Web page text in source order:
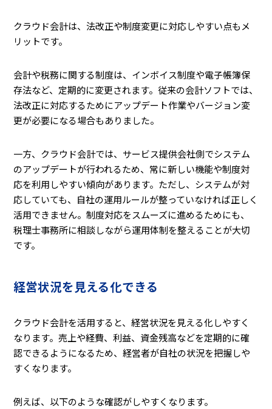
クラウド会計は、法改正や制度変更に対応しやすい点もメ
リットです。
会計や税務に関する制度は、インボイス制度や電子帳簿保
存法など、定期的に変更されます。従来の会計ソフトでは、
法改正に対応するためにアップデート作業やバージョン変
更が必要になる場合もありました。
一方、クラウド会計では、サービス提供会社側でシステム
のアップデートが行われるため、常に新しい機能や制度対
応を利用しやすい傾向があります。ただし、システムが対
応していても、自社の運用ルールが整っていなければ正しく
活用できません。制度対応をスムーズに進めるためにも、
税理士事務所に相談しながら運用体制を整えることが大切
です。
経営状況を見える化できる
クラウド会計を活用すると、経営状況を見える化しやすく
なります。売上や経費、利益、資金残高などを定期的に確
認できるようになるため、経営者が自社の状況を把握しや
すくなります。
例えば、以下のような確認がしやすくなります。